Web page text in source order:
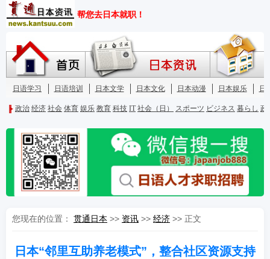
您现在的位置： 贯通日本 >> 资讯 >> 经济 >> 正文
日本“邻里互助养老模式”，整合社区资源支持